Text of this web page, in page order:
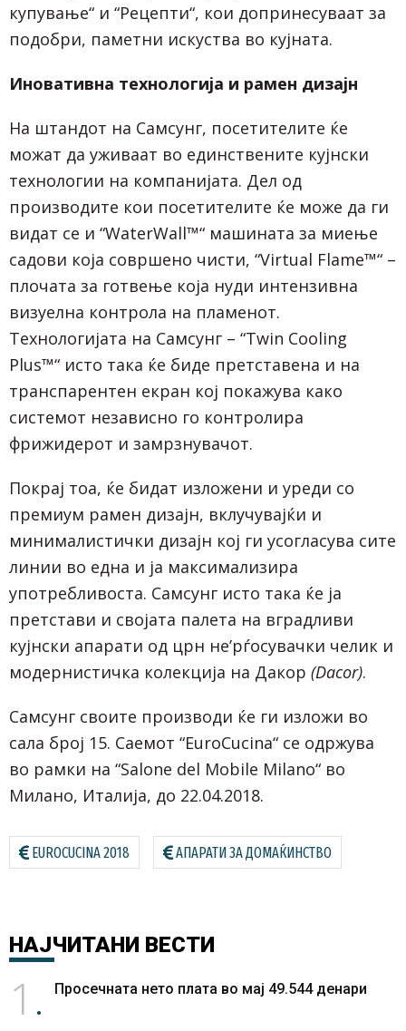
купување“ и “Рецепти“, кои допринесуваат за
подобри, паметни искуства во кујната.
Иновативна технологија и рамен дизајн
На штандот на Самсунг, посетителите ќе
можат да уживаат во единствените кујнски
технологии на компанијата. Дел од
производите кои посетителите ќе може да ги
видат се и “WaterWall™“ машината за миење
садови која совршено чисти, “Virtual Flame™“ –
плочата за готвење која нуди интензивна
визуелна контрола на пламенот.
Технологијата на Самсунг – “Twin Cooling
Plus™“ исто така ќе биде претставена и на
транспарентен екран кој покажува како
системот независно го контролира
фрижидерот и замрзнувачот.
Покрај тоа, ќе бидат изложени и уреди со
премиум рамен дизајн, вклучувајќи и
минималистички дизајн кој ги усогласува сите
линии во една и ја максимализира
употребливоста. Самсунг исто така ќе ја
претстави и својата палета на вградливи
кујнски апарати од црн не’рѓосувачки челик и
модернистичка колекција на Дакор (Dacor).
Самсунг своите производи ќе ги изложи во
сала број 15. Саемот “EuroCucina“ се одржува
во рамки на “Salone del Mobile Milano“ во
Милано, Италија, до 22.04.2018.
EUROCUCINA 2018 АПАРАТИ ЗА ДОМАЌИНСТВО
НАЈЧИТАНИ ВЕСТИ
1 Просечната нето плата во мај 49.544 денари